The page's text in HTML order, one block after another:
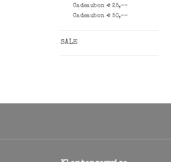
Cadeaubon € 25,--
Cadeaubon € 50,--
SALE